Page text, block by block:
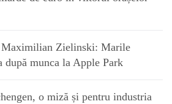
Zielinski: Marile
după munca la Apple Park
o miză și pentru industria